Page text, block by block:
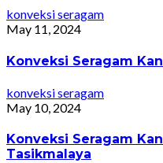
konveksi seragam
May 11, 2024
Konveksi Seragam
konveksi seragam
May 10, 2024
Konveksi Seragam
Tasikmalaya